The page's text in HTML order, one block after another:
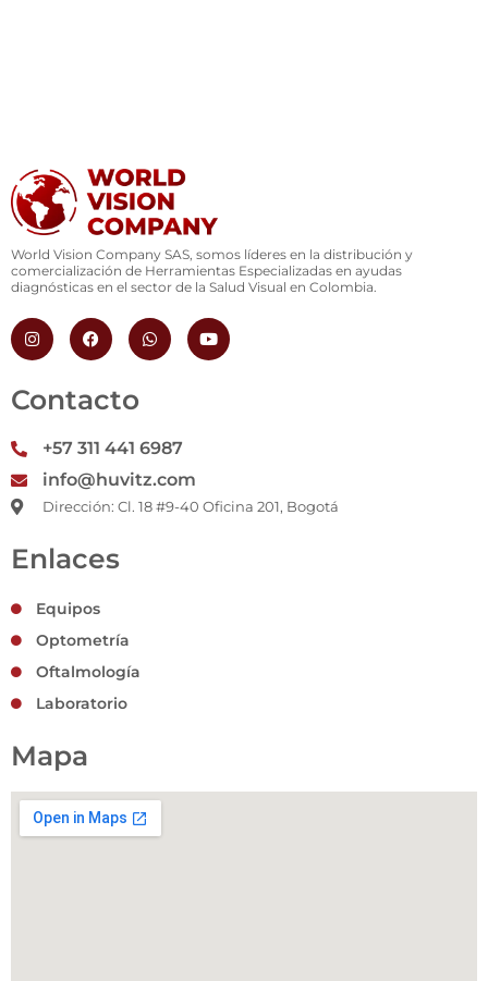
World Vision Company SAS, somos líderes en la distribución y
comercialización de Herramientas Especializadas en ayudas
diagnósticas en el sector de la Salud Visual en Colombia.
I
n
s
a
g
m
F
a
c
o
k
W
h
a
p
Y
o
u
Contacto
+57 311 441 6987
info@huvitz.com
Dirección: Cl. 18 #9-40 Oficina 201, Bogotá
Enlaces
Equipos
Optometría
Oftalmología
Laboratorio
Mapa